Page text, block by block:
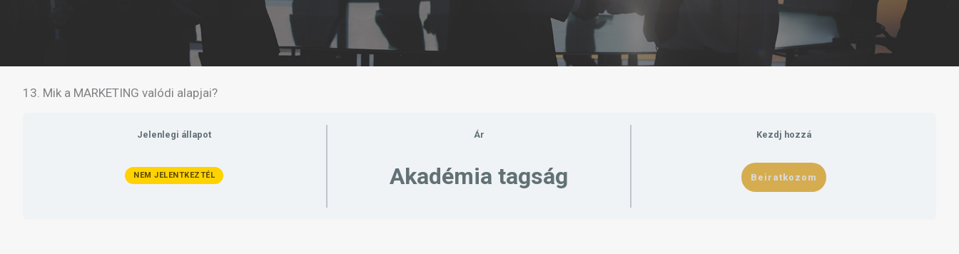
13. Mik a MARKETING valódi alapjai?
Jelenlegi állapot
NEM JELENTKEZTÉL
Ár
Akadémia tagság
Kezdj hozzá
Beiratkozom